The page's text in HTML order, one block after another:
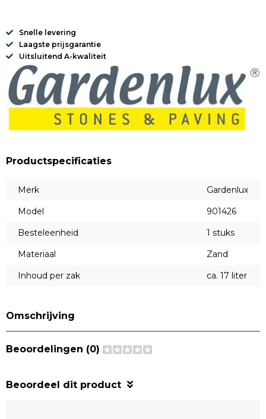
Snelle levering
Laagste prijsgarantie
Uitsluitend A-kwaliteit
Productspecificaties
Merk
Gardenlux
Model
901426
Besteleenheid
1 stuks
Materiaal
Zand
Inhoud per zak
ca. 17 liter
Omschrijving
Beoordelingen (0)
Beoordeel dit product